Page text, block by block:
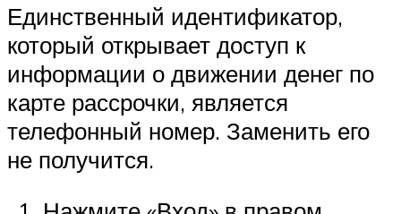
Единственный идентификатор,
который открывает доступ к
информации о движении денег по
карте рассрочки, является
телефонный номер. Заменить его
не получится.